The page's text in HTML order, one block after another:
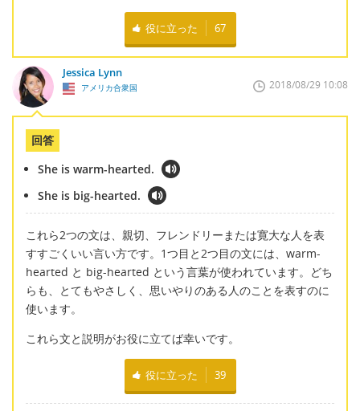
役に立った 67
Jessica Lynn
アメリカ合衆国 2018/08/29 10:08
回答
She is warm-hearted.
She is big-hearted.
これら2つの文は、親切、フレンドリーまたは寛大な人を表
すすごくいい言い方です。1つ目と2つ目の文には、warm-
hearted と big-hearted という言葉が使われています。どち
らも、とてもやさしく、思いやりのある人のことを表すのに
使います。
これら文と説明がお役に立てば幸いです。
役に立った 39